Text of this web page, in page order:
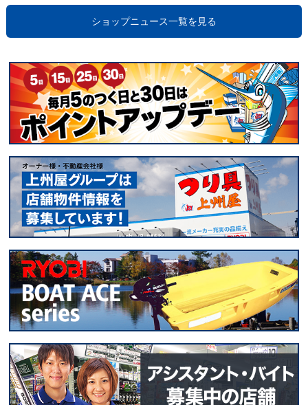
ショップニュース一覧を見る